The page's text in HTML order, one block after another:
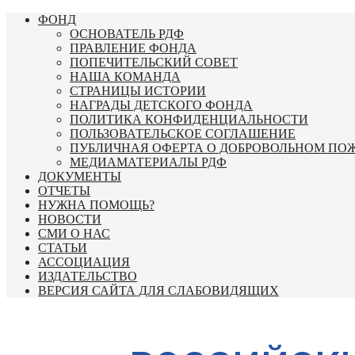
Перейти
содержимому
ФОНД
ОСНОВАТЕЛЬ РДФ
ПРАВЛЕНИЕ ФОНДА
ПОПЕЧИТЕЛЬСКИЙ СОВЕТ
НАША КОМАНДА
СТРАНИЦЫ ИСТОРИИ
НАГРАДЫ ДЕТСКОГО ФОНДА
ПОЛИТИКА КОНФИДЕНЦИАЛЬНОСТИ
ПОЛЬЗОВАТЕЛЬСКОЕ СОГЛАШЕНИЕ
ПУБЛИЧНАЯ ОФЕРТА О ДОБРОВОЛЬНОМ
МЕДИАМАТЕРИАЛЫ РДФ
ДОКУМЕНТЫ
ОТЧЕТЫ
НУЖНА ПОМОЩЬ?
НОВОСТИ
СМИ О НАС
СТАТЬИ
АССОЦИАЦИЯ
ИЗДАТЕЛЬСТВО
ВЕРСИЯ САЙТА ДЛЯ СЛАБОВИДЯЩИХ